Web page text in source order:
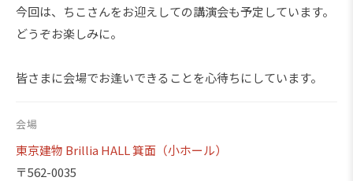
今回は、ちこさんをお迎えしての講演会も予定しています。
どうぞお楽しみに。
皆さまに会場でお逢いできることを心待ちにしています。
会場
東京建物 Brillia HALL 箕面（小ホール）
〒562-0035